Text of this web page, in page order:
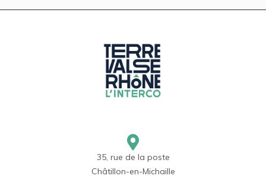
35, rue de la poste
Châtillon-en-Michaille